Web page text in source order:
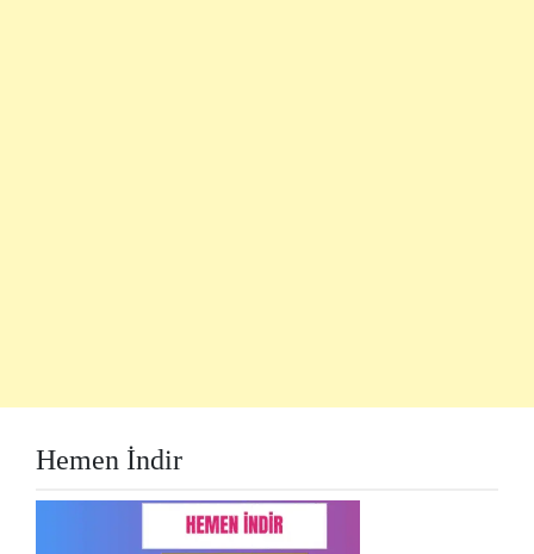
Hemen İndir